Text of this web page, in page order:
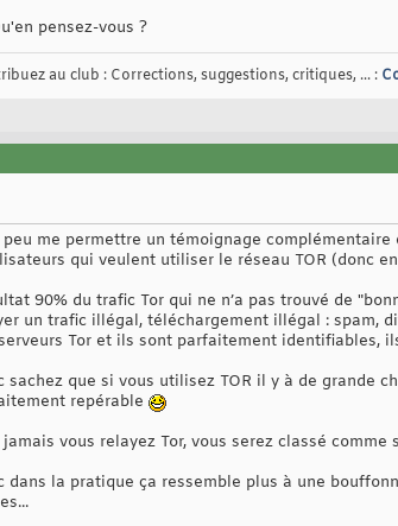
pensez-vous ?
au club : Corrections, suggestions, critiques, ... :
peu me permettre un témoignage
qui veulent utiliser le réseau TOR (donc
90% du trafic Tor qui ne n’a pas trouvé de
un trafic illégal, téléchargement illégal : spam,
Tor et ils sont parfaitement identifiables,
sachez que si vous utilisez TOR il y à de grande
repérable
jamais vous relayez Tor, vous serez classé
dans la pratique ça ressemble plus à une